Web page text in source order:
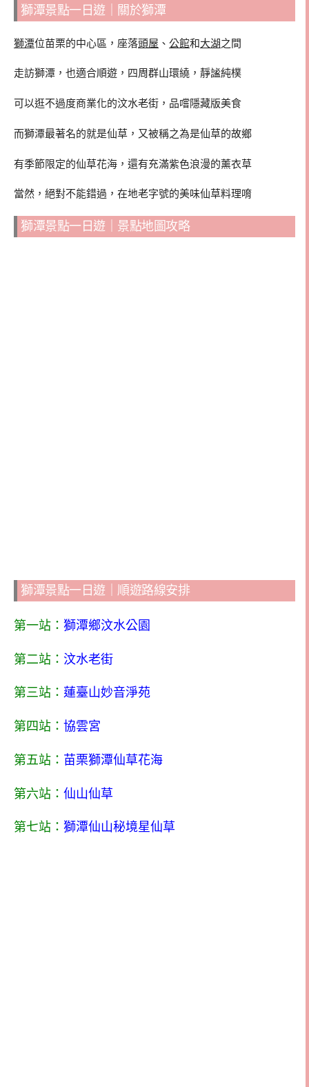
獅潭景點一日遊｜關於獅潭
獅潭位苗栗的中心區，座落頭屋 、 公館和大湖之間
走訪獅潭，也適合順遊，四周群山環繞，靜謐純樸
可以逛不過度商業化的汶水老街，品嚐隱藏版美食
而獅潭最著名的就是仙草，又被稱之為是仙草的故鄉
有季節限定的仙草花海，還有充滿紫色浪漫的薰衣草
當然，絕對不能錯過，在地老字號的美味仙草料理唷
獅潭景點一日遊｜景點地圖攻略
獅潭景點一日遊｜順遊路線安排
第一站： 獅潭鄉汶水公園
第二站： 汶水老街
第三站： 蓮臺山妙音淨苑
第四站： 協雲宮
第五站： 苗栗獅潭仙草花海
第六站： 仙山仙草
第七站： 獅潭仙山秘境星仙草